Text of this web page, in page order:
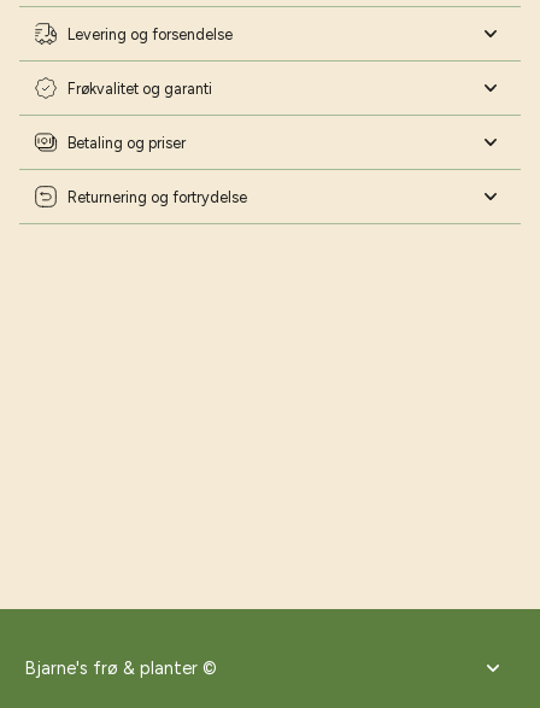
Levering og forsendelse
Frøkvalitet og garanti
Betaling og priser
Returnering og fortrydelse
Bjarne's frø & planter ©